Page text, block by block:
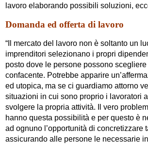
lavoro elaborando possibili soluzioni,
Domanda ed offerta di lavoro
“Il mercato del lavoro non è soltanto un
imprenditori selezionano i propri
posto dove le persone possono scegliere
confacente. Potrebbe apparire
ed utopica, ma se ci guardiamo attorno
situazioni in cui sono proprio i lavoratori
svolgere la propria attività. Il vero
hanno questa possibilità e per questo è
ad ognuno l’opportunità di concretizzare
assicurando alle persone le necessarie